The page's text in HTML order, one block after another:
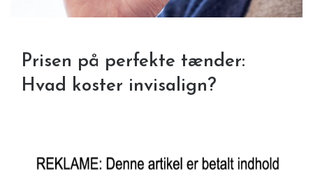
Prisen på perfekte tænder:
Hvad koster invisalign?